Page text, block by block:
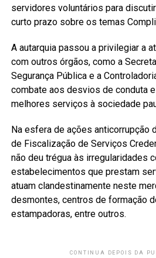
servidores voluntários para
curto prazo sobre os temas
A autarquia passou a privilegiar a
com outros órgãos, como a
Segurança Pública e a
combate aos desvios de conduta
melhores serviços à sociedade
Na esfera de ações anticorrupção
de Fiscalização de Serviços
não deu trégua às irregularidades
estabelecimentos que prestam
atuam clandestinamente neste
desmontes, centros de formação
estampadoras, entre outros.
CONTINUA DEPOIS DA